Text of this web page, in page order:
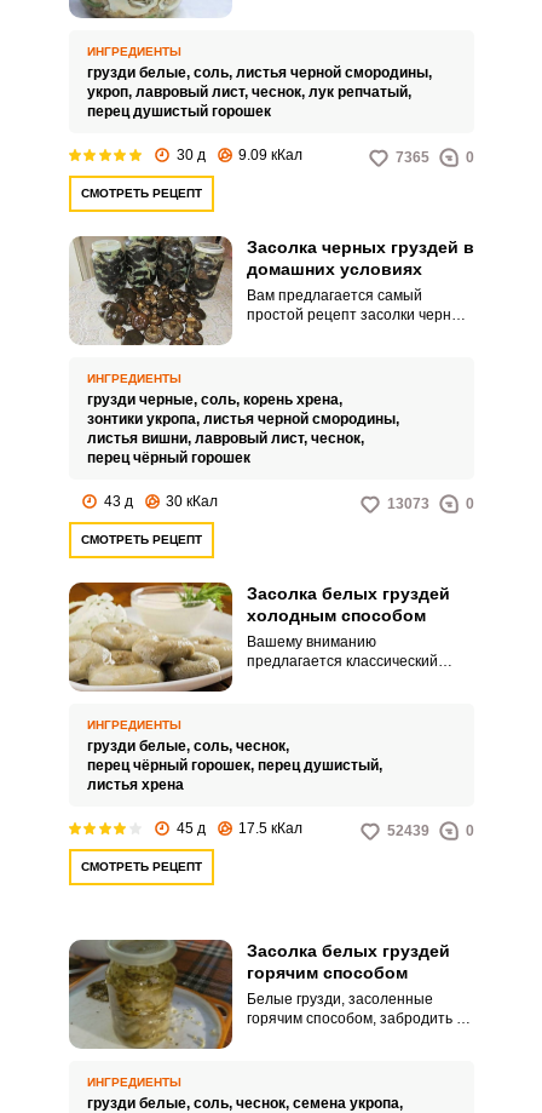
оно того стоит.
ИНГРЕДИЕНТЫ
грузди белые, соль, листья черной смородины,
укроп, лавровый лист, чеснок, лук репчатый,
перец душистый горошек
30 д 9.09 кКал 7365 0
СМОТРЕТЬ РЕЦЕПТ
Засолка черных груздей в
домашних условиях
Вам предлагается самый
простой рецепт засолки черных
закуска получится очень
вкусной.
ИНГРЕДИЕНТЫ
грузди черные, соль, корень хрена,
зонтики укропа, листья черной смородины,
листья вишни, лавровый лист, чеснок,
перец чёрный горошек
43 д 30 кКал 13073 0
СМОТРЕТЬ РЕЦЕПТ
Засолка белых груздей
холодным способом
Вашему вниманию
предлагается классический
рецептах одинаковое.
ИНГРЕДИЕНТЫ
грузди белые, соль, чеснок,
перец чёрный горошек, перец душистый,
листья хрена
45 д 17.5 кКал 52439 0
СМОТРЕТЬ РЕЦЕПТ
Засолка белых груздей
горячим способом
Белые грузди, засоленные
горячим способом, забродить не
грузди предлагаемым способом.
ИНГРЕДИЕНТЫ
грузди белые, соль, чеснок, семена укропа,